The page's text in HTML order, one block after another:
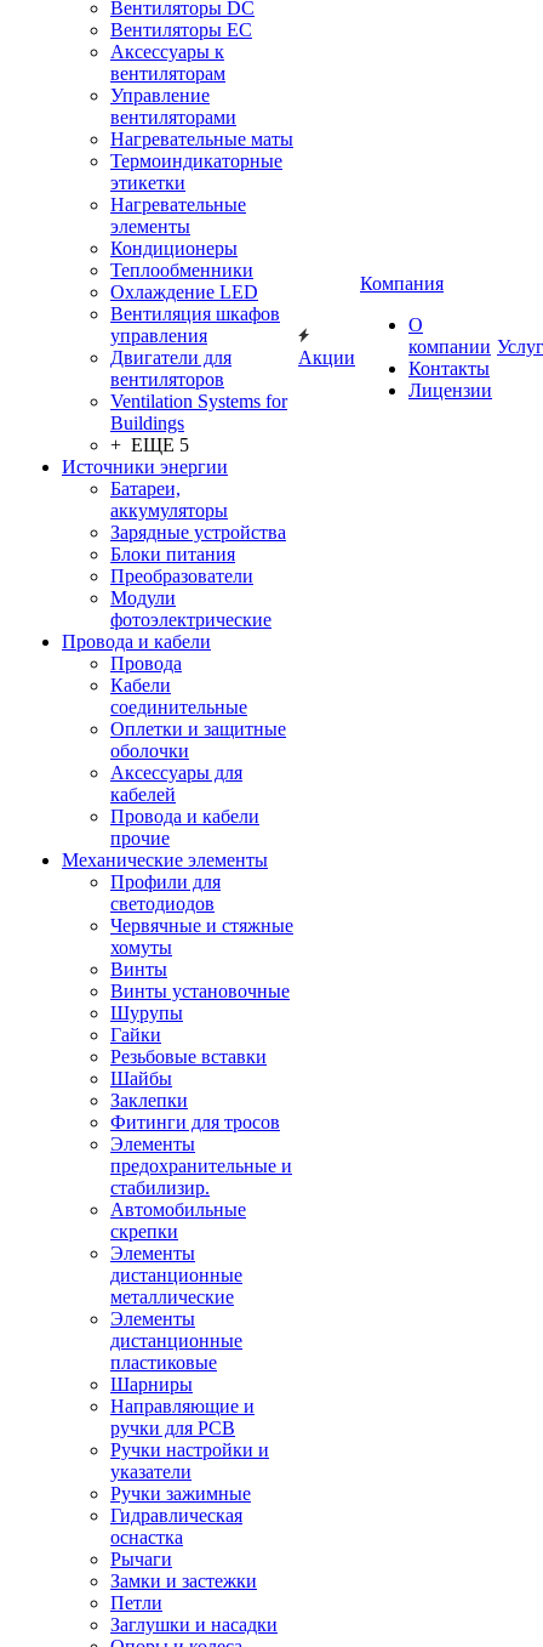
Вентиляторы DC
Вентиляторы EC
Аксессуары к
вентиляторам
Управление
вентиляторами
Нагревательные маты
Термоиндикаторные
этикетки
Нагревательные
элементы
Кондиционеры
Теплообменники
Охлаждение LED
Вентиляция шкафов
управления
Двигатели для
вентиляторов
Ventilation Systems for
Buildings
+ ЕЩЕ 5
Источники энергии
Батареи,
аккумуляторы
Зарядные устройства
Блоки питания
Преобразователи
Модули
фотоэлектрические
Провода и кабели
Провода
Кабели
соединительные
Оплетки и защитные
оболочки
Аксессуары для
кабелей
Провода и кабели
прочие
Механические элементы
Профили для
светодиодов
Червячные и стяжные
хомуты
Винты
Винты установочные
Шурупы
Гайки
Резьбовые вставки
Шайбы
Заклепки
Фитинги для тросов
Элементы
предохранительные и
стабилизир.
Автомобильные
скрепки
Элементы
дистанционные
металлические
Элементы
дистанционные
пластиковые
Шарниры
Направляющие и
ручки для PCB
Ручки настройки и
указатели
Ручки зажимные
Гидравлическая
оснастка
Рычаги
Замки и застежки
Петли
Заглушки и насадки
Акции
Компания
О
компании
Контакты
Лицензии